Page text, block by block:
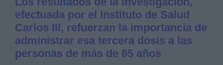
efectuada por el Instituto de Salud
Carlos III, refuerzan la importancia de
administrar esa tercera dosis a las
personas de más de 65 años